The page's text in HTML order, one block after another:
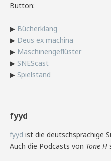
Button:
▶ Bücherklang
▶ Deus ex machina
▶ Maschinengeflüster
▶ SNEScast
▶ Spielstand
fyyd
fyyd ist die deutschsprachige
Auch die Podcasts von Tone H